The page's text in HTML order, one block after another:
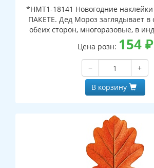
*НМТ1-18141 Новогодние
ПАКЕТЕ. Дед Мороз заглядывает в
обеих сторон, многоразовые, в
упаковке, с европодвесом и
Цена розн: 154₽
−
+
В корзину